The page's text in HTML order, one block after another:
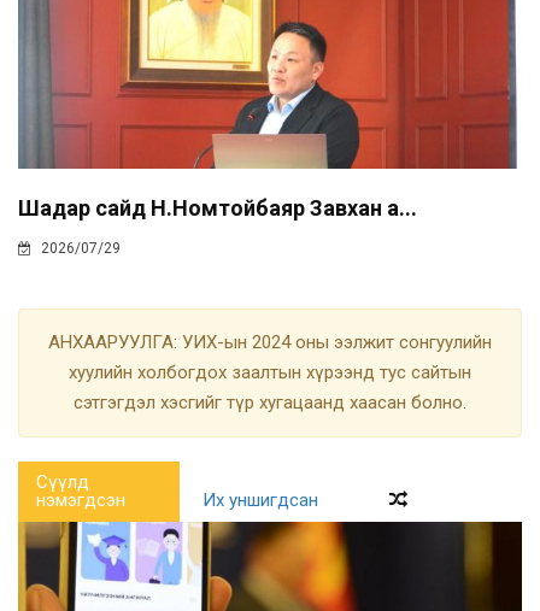
Шадар сайд Н.Номтойбаяр Завхан а...
2026/07/29
АНХААРУУЛГА: УИХ-ын 2024 оны ээлжит сонгуулийн
хуулийн холбогдох заалтын хүрээнд тус сайтын
сэтгэгдэл хэсгийг түр хугацаанд хаасан болно.
Сүүлд
нэмэгдсэн
Их уншигдсан